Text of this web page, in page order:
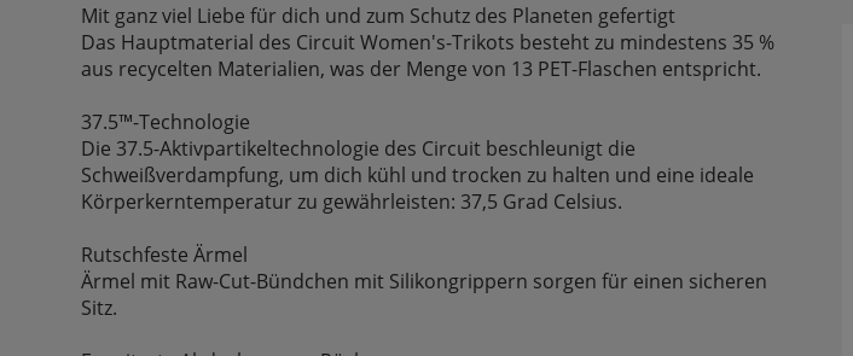
Mit ganz viel Liebe für dich und zum Schutz des Planeten gefertigt
Das Hauptmaterial des Circuit Women's-Trikots besteht zu mindestens 35 %
aus recycelten Materialien, was der Menge von 13 PET-Flaschen entspricht.
37.5™-Technologie
Die 37.5-Aktivpartikeltechnologie des Circuit beschleunigt die
Schweißverdampfung, um dich kühl und trocken zu halten und eine ideale
Körperkerntemperatur zu gewährleisten: 37,5 Grad Celsius.
Rutschfeste Ärmel
Ärmel mit Raw-Cut-Bündchen mit Silikongrippern sorgen für einen sicheren
Sitz.